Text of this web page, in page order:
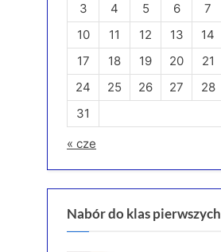
3
4 5 6 7
10
11 12 13 14
17
18 19 20 21
24
25 26 27 28
31
« cze
Nabór do klas pierwszych